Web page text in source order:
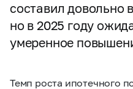
составил довольно
но в 2025 году
умеренное
Темп роста ипотечного